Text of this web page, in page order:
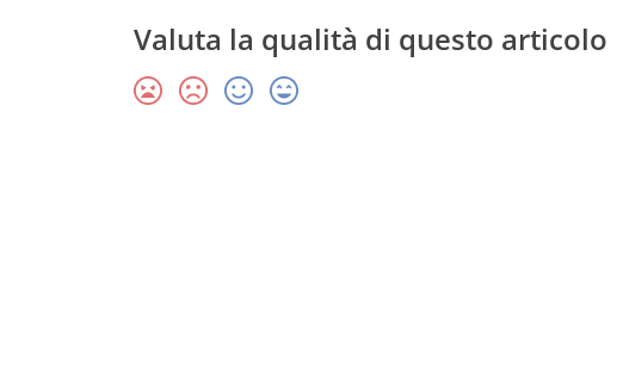
Valuta la qualità di questo articolo